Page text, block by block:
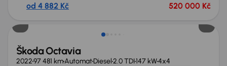
od 4 882 Kč 520 000 Kč
Možnost odpočtu DPH
Škoda Octavia
202297 481 kmAutomatDiesel2.0 TDI147 kW4x4